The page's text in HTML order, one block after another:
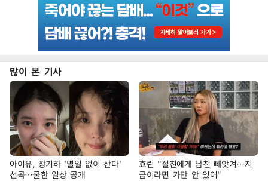
많이 본 기사
아이유, 장기하 '별일 없이 산다'
선곡…쿨한 일상 공개
효린 "절친에게 남친 빼앗겨…지
금이라면 가만 안 있어"